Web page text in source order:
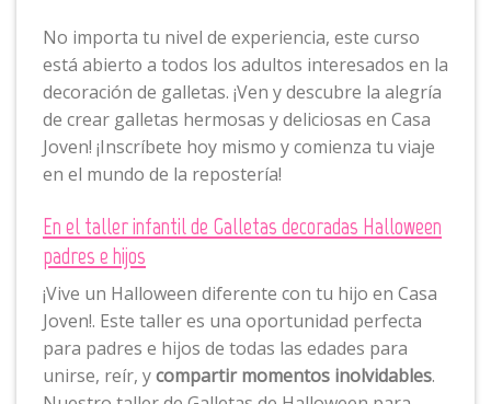
No importa tu nivel de experiencia, este curso
está abierto a todos los adultos interesados en la
decoración de galletas. ¡Ven y descubre la alegría
de crear galletas hermosas y deliciosas en Casa
Joven! ¡Inscríbete hoy mismo y comienza tu viaje
en el mundo de la repostería!
En el taller infantil de Galletas decoradas Halloween
padres e hijos
¡Vive un Halloween diferente con tu hijo en Casa
Joven!. Este taller es una oportunidad perfecta
para padres e hijos de todas las edades para
unirse, reír, ycompartir momentos inolvidables.